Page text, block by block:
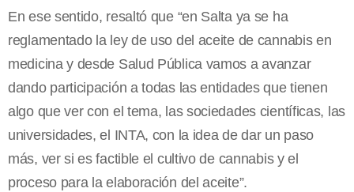
En ese sentido, resaltó que “en Salta ya se ha
reglamentado la ley de uso del aceite de cannabis en
medicina y desde Salud Pública vamos a avanzar
dando participación a todas las entidades que tienen
algo que ver con el tema, las sociedades científicas, las
universidades, el INTA, con la idea de dar un paso
más, ver si es factible el cultivo de cannabis y el
proceso para la elaboración del aceite”.